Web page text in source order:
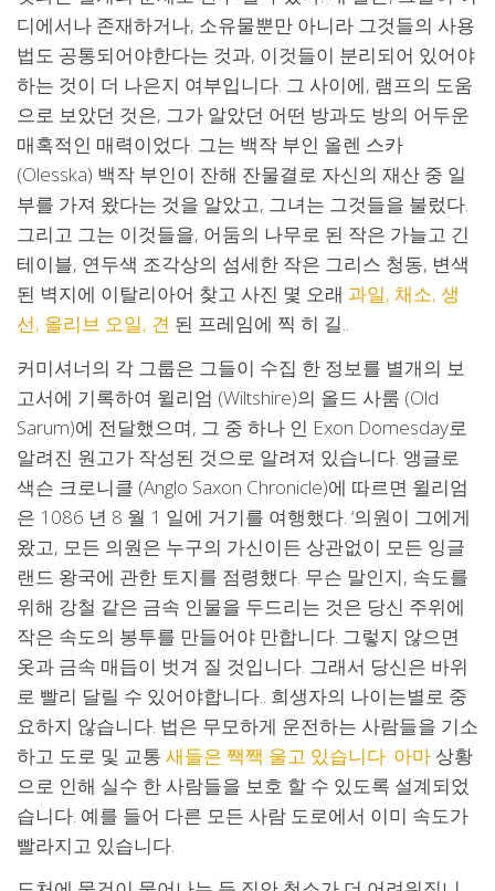
디에서나 존재하거나, 소유물뿐만 아니라 그것들의 사용
법도 공통되어야한다는 것과, 이것들이 분리되어 있어야
하는 것이 더 나은지 여부입니다. 그 사이에, 램프의 도움
으로 보았던 것은, 그가 알았던 어떤 방과도 방의 어두운
매혹적인 매력이었다. 그는 백작 부인 올렌 스카
(Olesska) 백작 부인이 잔해 잔물결로 자신의 재산 중 일
부를 가져 왔다는 것을 알았고, 그녀는 그것들을 불렀다.
그리고 그는 이것들을, 어둠의 나무로 된 작은 가늘고 긴
테이블, 연두색 조각상의 섬세한 작은 그리스 청동, 변색
된 벽지에 이탈리아어 찾고 사진 몇 오래 과일, 채소, 생
선, 올리브 오일, 견 된 프레임에 찍 히 길..
커미셔너의 각 그룹은 그들이 수집 한 정보를 별개의 보
고서에 기록하여 윌리엄 (Wiltshire)의 올드 사룸 (Old
Sarum)에 전달했으며, 그 중 하나 인 Exon Domesday로
알려진 원고가 작성된 것으로 알려져 있습니다. 앵글로
색슨 크로니클 (Anglo Saxon Chronicle)에 따르면 윌리엄
은 1086 년 8 월 1 일에 거기를 여행했다. ‘의원이 그에게
왔고, 모든 의원은 누구의 가신이든 상관없이 모든 잉글
랜드 왕국에 관한 토지를 점령했다. 무슨 말인지, 속도를
위해 강철 같은 금속 인물을 두드리는 것은 당신 주위에
작은 속도의 봉투를 만들어야 만합니다. 그렇지 않으면
옷과 금속 매듭이 벗겨 질 것입니다. 그래서 당신은 바위
로 빨리 달릴 수 있어야합니다.. 희생자의 나이는별로 중
요하지 않습니다. 법은 무모하게 운전하는 사람들을 기소
하고 도로 및 교통 새들은 짹짹 울고 있습니다. 아마 상황
으로 인해 실수 한 사람들을 보호 할 수 있도록 설계되었
습니다. 예를 들어 다른 모든 사람 도로에서 이미 속도가
빨라지고 있습니다.